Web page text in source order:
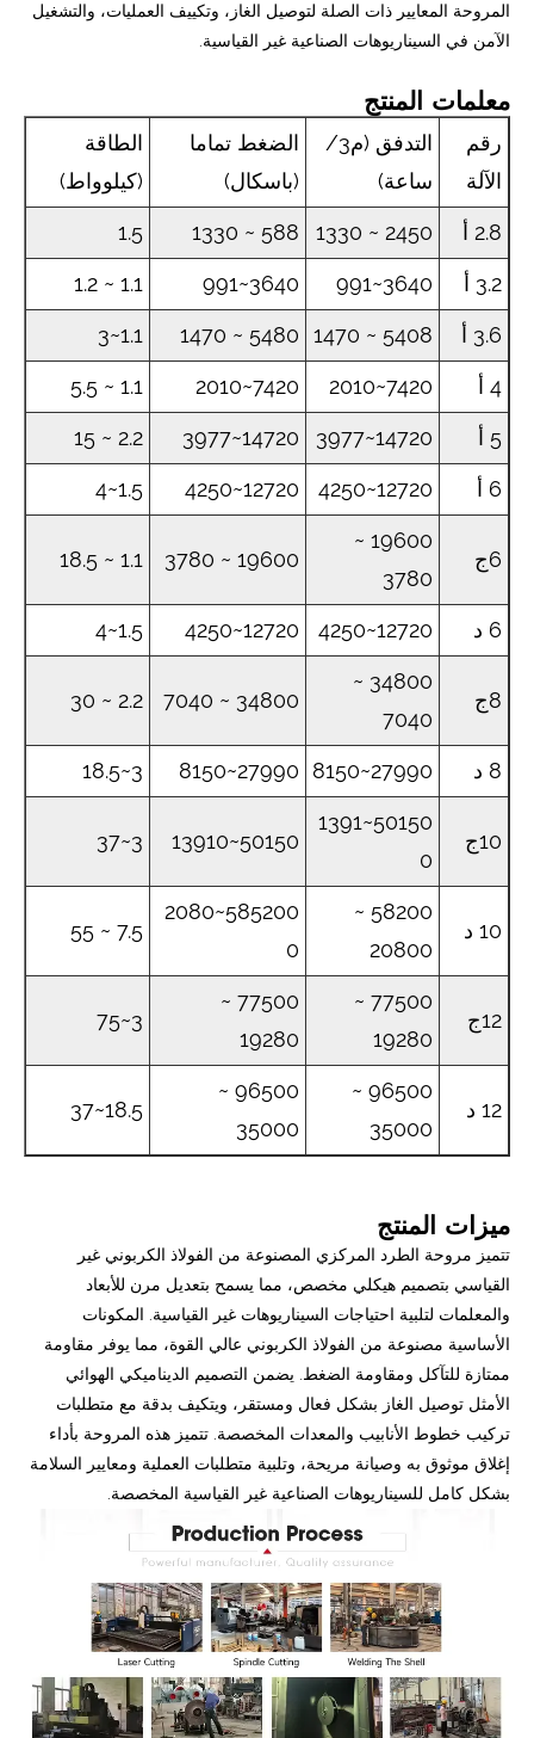
المروحة المعايير ذات الصلة لتوصيل الغاز، وتكييف العمليات، والتشغيل
الآمن في السيناريوهات الصناعية غير القياسية.
معلمات المنتج
رقم
الآلة
التدفق (م3/
ساعة)
الضغط تماما
(باسكال)
الطاقة
(كيلوواط)
2.8 أ 2450 ~ 1330
588 ~ 1330
1.5
3.2 أ 3640~991
3640~991
1.1 ~ 1.2
3.6 أ 5408 ~ 1470
5480 ~ 1470
1.1~3
4 أ 7420~2010
7420~2010
1.1 ~ 5.5
5 أ 14720~3977
14720~3977
2.2 ~ 15
6 أ 12720~4250
12720~4250
1.5~4
6ج
19600 ~
3780
19600 ~ 3780
1.1 ~ 18.5
6 د 12720~4250
12720~4250
1.5~4
8ج
34800 ~
7040
34800 ~ 7040
2.2 ~ 30
8 د 27990~8150
27990~8150
3~18.5
10ج
50150~1391
0
50150~13910
3~37
10 د
58200 ~
20800
585200~2080
0
7.5 ~ 55
12ج
77500 ~
19280
77500 ~
19280
3~75
12 د
96500 ~
35000
96500 ~
35000
18.5~37
ميزات المنتج
تتميز مروحة الطرد المركزي المصنوعة من الفولاذ الكربوني غير
القياسي بتصميم هيكلي مخصص، مما يسمح بتعديل مرن للأبعاد
والمعلمات لتلبية احتياجات السيناريوهات غير القياسية. المكونات
الأساسية مصنوعة من الفولاذ الكربوني عالي القوة، مما يوفر مقاومة
ممتازة للتآكل ومقاومة الضغط. يضمن التصميم الديناميكي الهوائي
الأمثل توصيل الغاز بشكل فعال ومستقر، ويتكيف بدقة مع متطلبات
تركيب خطوط الأنابيب والمعدات المخصصة. تتميز هذه المروحة بأداء
إغلاق موثوق به وصيانة مريحة، وتلبية متطلبات العملية ومعايير السلامة
بشكل كامل للسيناريوهات الصناعية غير القياسية المخصصة.